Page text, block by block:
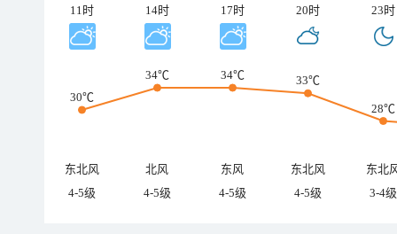
11时 14时 17时 20时 23时
30℃
34℃ 34℃ 33℃
28℃
东北风 北风 东风 东北风
东北
4-5级
4-5级 4-5级 4-5级 3-4级